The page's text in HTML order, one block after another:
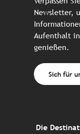
Newsletter,
Aufenthalt
genießen.
Sich für
Die